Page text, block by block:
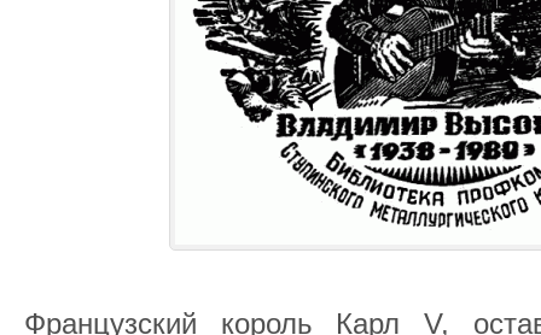
Французский король Карл V,